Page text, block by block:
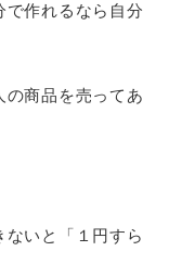
作れるなら自分
商品を売ってあ
いと「１円すら